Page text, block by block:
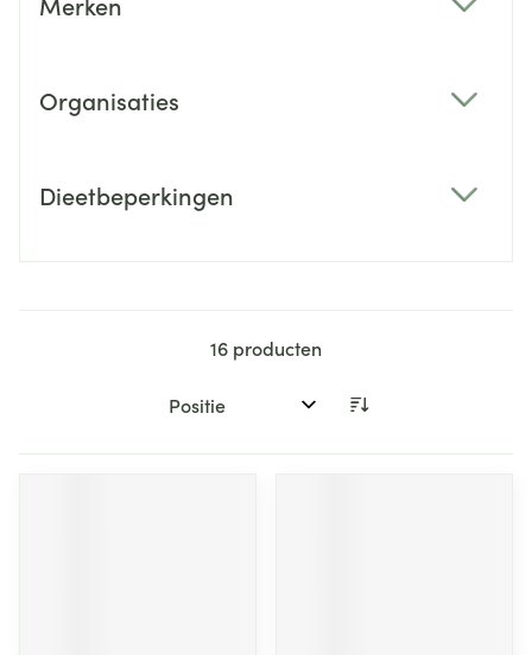
Organisaties
Dieetbeperkingen
16 producten
Sorteer op: